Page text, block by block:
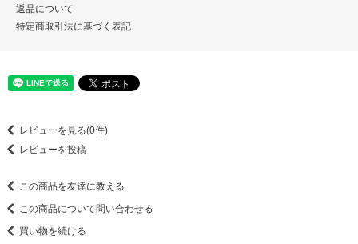
返品について
特定商取引法に基づく表記
レビューを見る(0件)
レビューを投稿
この商品を友達に教える
この商品について問い合わせる
買い物を続ける